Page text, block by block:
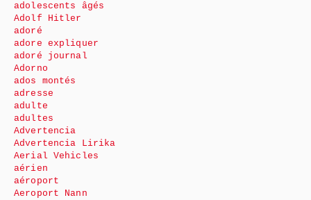
adolescents âgés
Adolf Hitler
adoré
adore expliquer
adoré journal
Adorno
ados montés
adresse
adulte
adultes
Advertencia
Advertencia Lirika
Aerial Vehicles
aérien
aéroport
Aeroport Nann